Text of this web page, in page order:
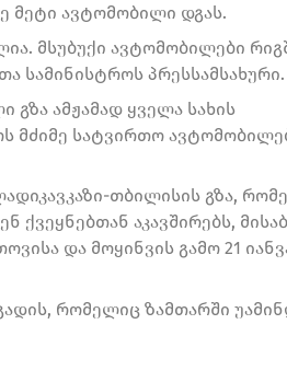
მეტი ავტომობილი დგას.
მსუბუქი ავტომობილები
სამინისტროს პრესსამსახური.
გზა ამჟამად ყველა სახის
მძიმე სატვირთო
თბილისის გზა,
ქვეყნებთან აკავშირებს,
და მოყინვის გამო 21
რომელიც ზამთარში